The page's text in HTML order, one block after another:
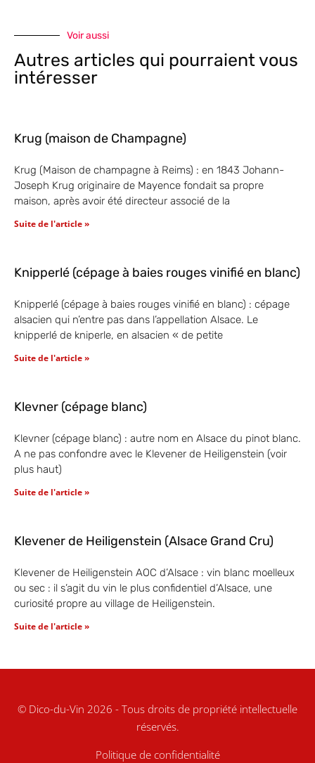
Voir aussi
Autres articles qui pourraient vous
intéresser
Krug (maison de Champagne)
Krug (Maison de champagne à Reims) : en 1843 Johann-
Joseph Krug originaire de Mayence fondait sa propre
maison, après avoir été directeur associé de la
Suite de l'article »
Knipperlé (cépage à baies rouges vinifié en blanc)
Knipperlé (cépage à baies rouges vinifié en blanc) : cépage
alsacien qui n’entre pas dans l’appellation Alsace. Le
knipperlé de kniperle, en alsacien « de petite
Suite de l'article »
Klevner (cépage blanc)
Klevner (cépage blanc) : autre nom en Alsace du pinot blanc.
A ne pas confondre avec le Klevener de Heiligenstein (voir
plus haut)
Suite de l'article »
Klevener de Heiligenstein (Alsace Grand Cru)
Klevener de Heiligenstein AOC d’Alsace : vin blanc moelleux
ou sec : il s’agit du vin le plus confidentiel d’Alsace, une
curiosité propre au village de Heiligenstein.
Suite de l'article »
© Dico-du-Vin 2026 - Tous droits de propriété intellectuelle
réservés.
Politique de confidentialité